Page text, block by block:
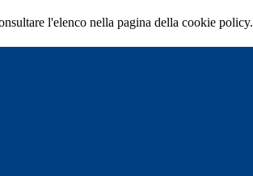
l'elenco nella pagina della cookie policy.